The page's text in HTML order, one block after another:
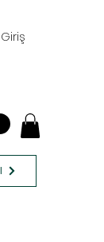
Giriş